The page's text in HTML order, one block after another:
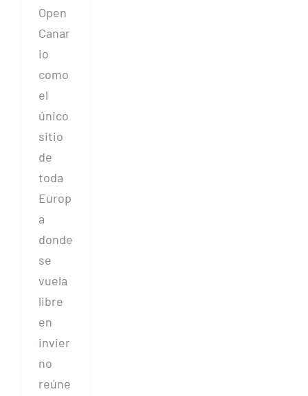
Open
Canar
io
como
el
único
sitio
de
toda
Europ
a
donde
se
vuela
libre
en
invier
no
reúne